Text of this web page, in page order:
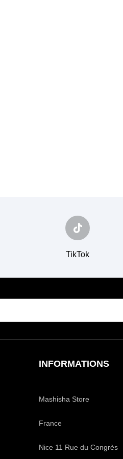
TikTok
INFORMATIONS
Mashisha Store
France
Nice 11 Rue du Congrès